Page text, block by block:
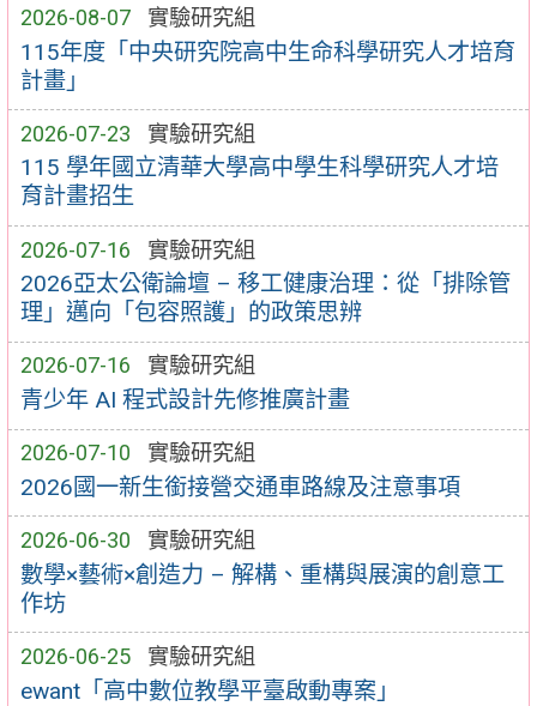
2026-08-07 實驗研究組
115年度「中央研究院高中生命科學研究人才培育
計畫」
2026-07-23 實驗研究組
115 學年國立清華大學高中學生科學研究人才培
育計畫招生
2026-07-16 實驗研究組
2026亞太公衛論壇 – 移工健康治理：從「排除管
理」邁向「包容照護」的政策思辨
2026-07-16 實驗研究組
青少年 AI 程式設計先修推廣計畫
2026-07-10 實驗研究組
2026國一新生銜接營交通車路線及注意事項
2026-06-30 實驗研究組
數學×藝術×創造力 – 解構、重構與展演的創意工
作坊
2026-06-25 實驗研究組
ewant「高中數位教學平臺啟動專案」